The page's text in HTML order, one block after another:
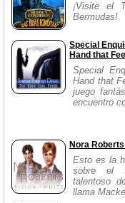
¡Visite el
Bermudas!
Special
Hand that
Special
Hand that
juego
encuentro
Nora
Esto es la
sobre el
talentoso
llama